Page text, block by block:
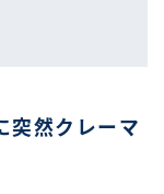
突然クレーマ